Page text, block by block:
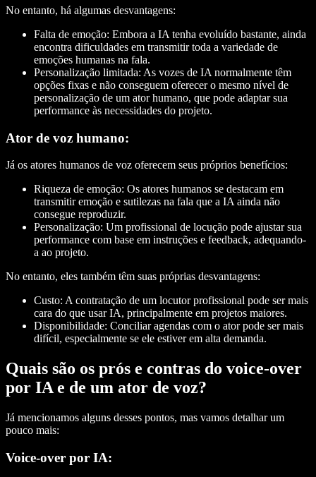
No entanto, há algumas desvantagens:
Falta de emoção: Embora a IA tenha evoluído bastante, ainda
encontra dificuldades em transmitir toda a variedade de
emoções humanas na fala.
Personalização limitada: As vozes de IA normalmente têm
opções fixas e não conseguem oferecer o mesmo nível de
personalização de um ator humano, que pode adaptar sua
performance às necessidades do projeto.
Ator de voz humano:
Já os atores humanos de voz oferecem seus próprios benefícios:
Riqueza de emoção: Os atores humanos se destacam em
transmitir emoção e sutilezas na fala que a IA ainda não
consegue reproduzir.
Personalização: Um profissional de locução pode ajustar sua
performance com base em instruções e feedback, adequando-
a ao projeto.
No entanto, eles também têm suas próprias desvantagens:
Custo: A contratação de um locutor profissional pode ser mais
cara do que usar IA, principalmente em projetos maiores.
Disponibilidade: Conciliar agendas com o ator pode ser mais
difícil, especialmente se ele estiver em alta demanda.
Quais são os prós e contras do voice-over
por IA e de um ator de voz?
Já mencionamos alguns desses pontos, mas vamos detalhar um
pouco mais:
Voice-over por IA: